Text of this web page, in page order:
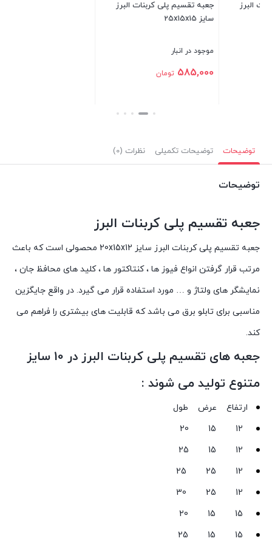
جعبه تقسیم پلی کربنات البرز
موجود در انبار
تومان
جعبه تقسیم پلی کربنات البرز
بستن
توضیحات توضیحات تکمیلی نظرات (0)
توضیحات
جعبه تقسیم پلی کربنات البرز
جعبه تقسیم پلی کربنات البرز سایز 20x15x12 محصولی است که باعث
مرتب قرار گرفتن انواع فیوز ها ، کنتاکتور ها ، کلید های محافظ جان ،
نمایشگر های ولتاژ و … مورد استفاده قرار می گیرد. در واقع جایگزین
مناسبی برای تابلو برق می باشد که قابلیت های بیشتری را فراهم می
کند.
جعبه های تقسیم پلی کربنات البرز در 10 سایز
متنوع تولید می شوند :
ارتفاع عرض طول